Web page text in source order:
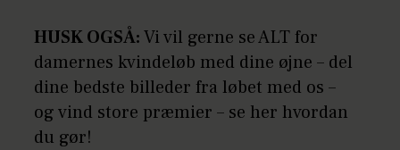
HUSK OGSÅ:Vi vil gerne se ALT for
damernes kvindeløb med dine øjne – del
dine bedste billeder fra løbet med os –
og vind store præmier – se her hvordan
du gør!